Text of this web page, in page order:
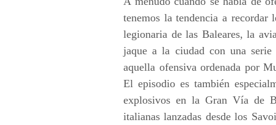
tenemos la tendencia a
legionaria de las Baleares, la
jaque a la ciudad con una
aquella ofensiva ordenada por
El episodio es también
explosivos en la Gran Vía de
italianas lanzadas desde los